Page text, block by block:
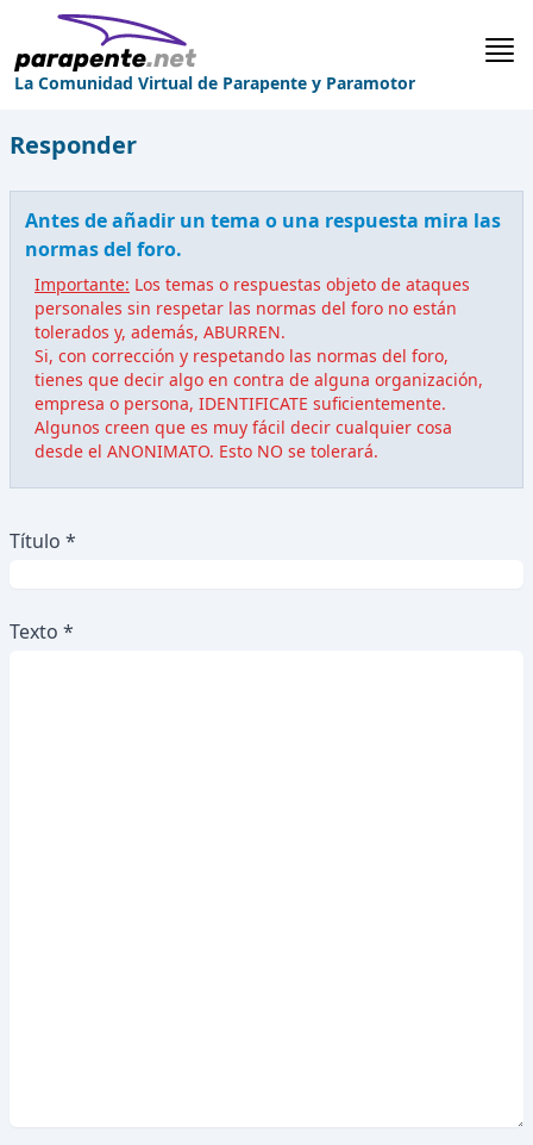
La Comunidad Virtual de Parapente y Paramotor
Responder
Antes de añadir un tema o una respuesta mira las
normas del foro.
Importante: Los temas o respuestas objeto de ataques
personales sin respetar las normas del foro no están
tolerados y, además, ABURREN.
Si, con corrección y respetando las normas del foro,
tienes que decir algo en contra de alguna organización,
empresa o persona, IDENTIFICATE suficientemente.
Algunos creen que es muy fácil decir cualquier cosa
desde el ANONIMATO. Esto NO se tolerará.
Título *
Texto *